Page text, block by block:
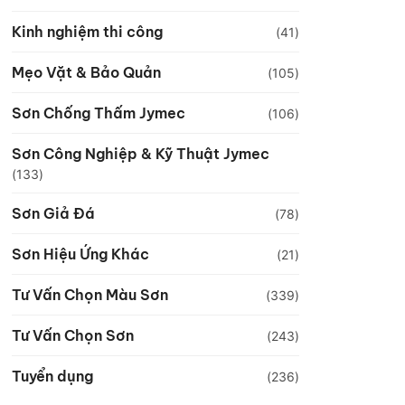
Kinh nghiệm thi công (41)
Mẹo Vặt & Bảo Quản (105)
Sơn Chống Thấm Jymec (106)
Sơn Công Nghiệp & Kỹ Thuật Jymec
(133)
Sơn Giả Đá (78)
Sơn Hiệu Ứng Khác (21)
Tư Vấn Chọn Màu Sơn (339)
Tư Vấn Chọn Sơn (243)
Tuyển dụng (236)